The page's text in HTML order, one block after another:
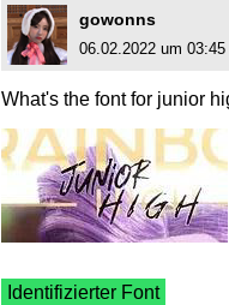
gowonns
06.02.2022 um 03:45
What's the font for junior
Identifizierter Font